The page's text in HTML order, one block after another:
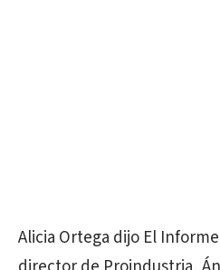
Alicia Ortega dijo El